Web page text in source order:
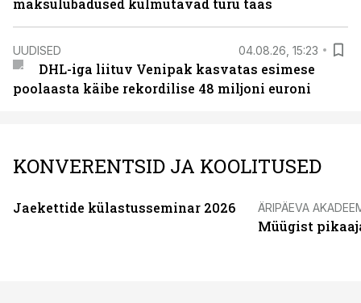
maksulubadused külmutavad turu taas
UUDISED 04.08.26, 15:23
DHL-iga liituv Venipak kasvatas esimese
poolaasta käibe rekordilise 48 miljoni euroni
KONVERENTSID JA KOOLITUSED
Jaekettide külastusseminar 2026 ÄRIPÄEVA
Müügist